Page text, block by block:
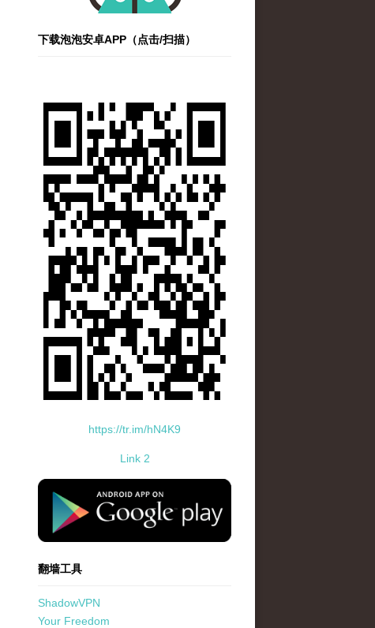
下载泡泡安卓APP（点击/扫描）
https://tr.im/hN4K9
Link 2
standard-icon-googleplay-app-store.png
翻墙工具
ShadowVPN
Your Freedom